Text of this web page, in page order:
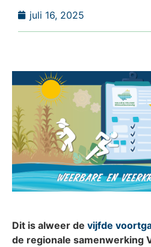
juli 16, 2025
Dit is alweer de vijfde
de regionale samenwerking